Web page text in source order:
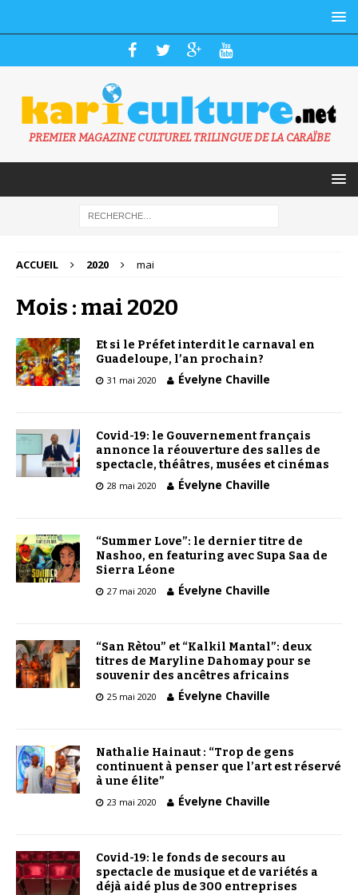
PREMIER MAGAZINE CULTUREL TRILINGUE DE LA CARAÏBE
ACCUEIL 2020 mai
Mois : mai 2020
Et si le Préfet interdit le carnaval en
Guadeloupe, l’an prochain?
31 mai 2020 Évelyne Chaville
Covid-19: le Gouvernement français
annonce la réouverture des salles de
spectacle, théâtres, musées et cinémas
28 mai 2020 Évelyne Chaville
“Summer Love”: le dernier titre de
Nashoo, en featuring avec Supa Saa de
Sierra Léone
27 mai 2020 Évelyne Chaville
“San Rètou” et “Kalkil Mantal”: deux
titres de Maryline Dahomay pour se
souvenir des ancêtres africains
25 mai 2020 Évelyne Chaville
Nathalie Hainaut : “Trop de gens
continuent à penser que l’art est réservé
à une élite”
23 mai 2020 Évelyne Chaville
Covid-19: le fonds de secours au
spectacle de musique et de variétés a
déjà aidé plus de 300 entreprises